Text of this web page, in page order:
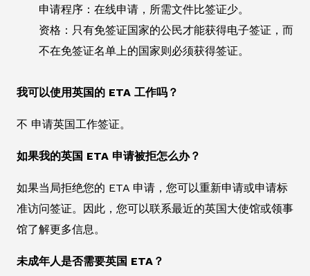
申请程序：在线申请，所需文件比签证少。
资格：只有免签证国家的公民才能获得电子签证，而
不在免签证名单上的国家则必须获得签证。
我可以使用英国的 ETA 工作吗？
不 申请英国工作签证。
如果我的英国 ETA 申请被拒怎么办？
如果当局拒绝您的 ETA 申请，您可以重新申请或申请标
准访问签证。因此，您可以联系最近的英国大使馆或领事
馆了解更多信息。
未成年人是否需要英国 ETA？